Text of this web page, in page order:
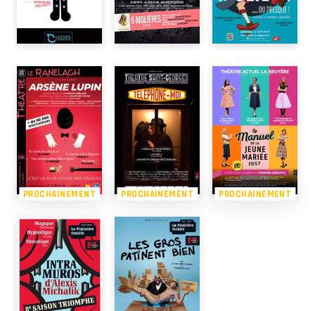
PROCHAINEMENT PROCHAINEMENT PROCHAINEMENT